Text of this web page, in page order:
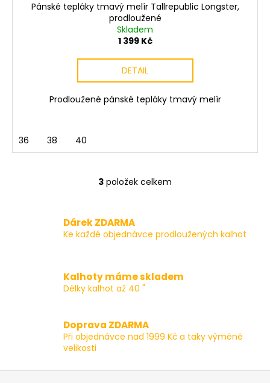
Pánské tepláky tmavý melír Tallrepublic Longster,
prodloužené
Skladem
1 399 Kč
DETAIL
Prodloužené pánské tepláky tmavý melír
36 38 40
O
á
d
í
p
v
k
ý
3 položek celkem
Dárek ZDARMA
Ke každé objednávce prodloužených kalhot
Kalhoty máme skladem
Délky kalhot až 40 "
Doprava ZDARMA
Při objednávce nad 1999 Kč a taky výměně
velikosti